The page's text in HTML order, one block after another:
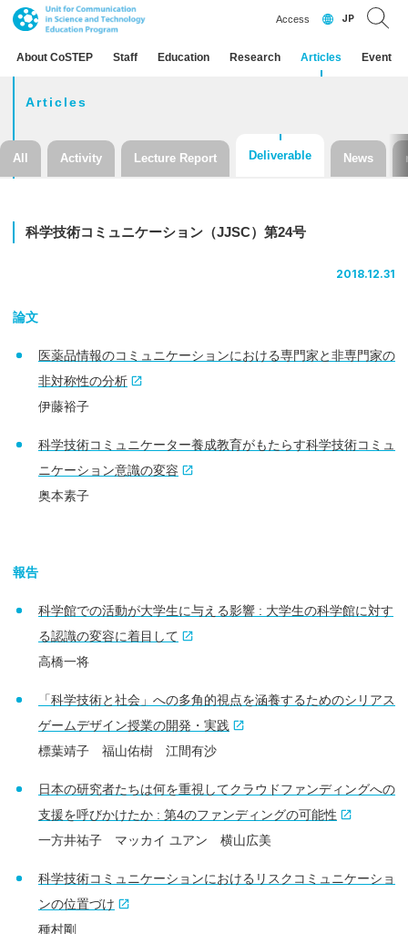
About CoSTEP Staff Education Research Articles Event
Access JP
Articles
All Activity Lecture Report Deliverable News
科学技術コミュニケーション （JJSC） 第24号
2018.12.31
論文
医薬品情報のコミュニケーションにおける専門家と非専門家の
非対称性の分析
伊藤裕子
科学技術コミュニケーター養成教育がもたらす科学技術コミュ
ニケーション意識の変容
奥本素子
報告
科学館での活動が大学生に与える影響 : 大学生の科学館に対す
る認識の変容に着目して
高橋一将
「科学技術と社会」への多角的視点を涵養するためのシリアス
ゲームデザイン授業の開発・実践
標葉靖子 福山佑樹 江間有沙
日本の研究者たちは何を重視してクラウドファンディングへの
支援を呼びかけたか : 第4のファンディングの可能性
一方井祐子 マッカイ ユアン 横山広美
科学技術コミュニケーションにおけるリスクコミュニケーショ
ンの位置づけ
種村剛